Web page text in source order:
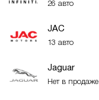
26 авто
JAC
13 авто
Jaguar
Нет в продаже